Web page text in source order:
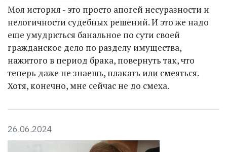
Моя история - это просто апогей несуразности и
нелогичности судебных решений. И это же надо
еще умуд­риться банальное по сути своей
гражданское дело по разделу имущества,
нажитого в период брака, повернуть так, что
теперь даже не знаешь, плакать или смеяться.
Хотя, конечно, мне сейчас не до смеха.
26.06.2024